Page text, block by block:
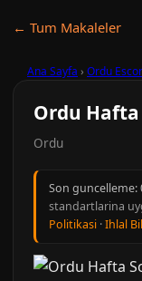
← Tum Makaleler
Ana Sayfa › Ordu
Ordu
Ordu
Son guncelleme:
standartlarina
Politikasi ·Ihlal